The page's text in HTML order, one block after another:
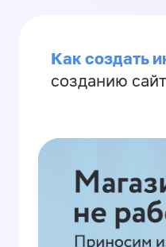
Как создать
созданию